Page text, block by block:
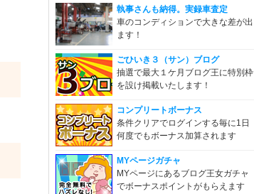
執事さんも納得。実録車査定
車のコンディションで大きな差が出
ます！
ごひいき３（サン）ブログ
抽選で最大１ケ月ブログ王に特別枠
を設け掲載いたします！
コンプリートボーナス
条件クリアでログインする毎に1日
何度でもボーナス加算されます
MYページガチャ
MYページにあるブログ王女ガチャ
でボーナスポイントがもらえます